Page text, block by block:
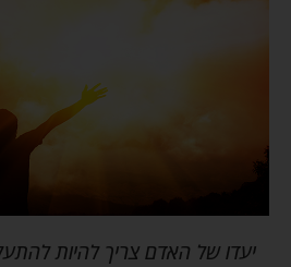
יעדו של האדם צריך להיות